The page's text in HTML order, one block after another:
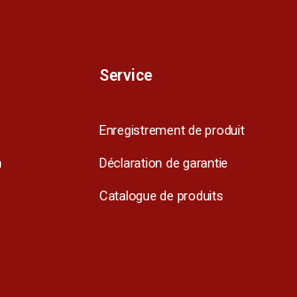
Service
Enregistrement de produit
Déclaration de garantie
Catalogue de produits